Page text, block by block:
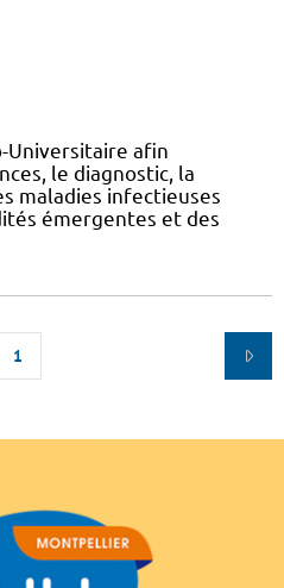
Universitaire afin
le diagnostic, la
maladies infectieuses
émergentes et des
1